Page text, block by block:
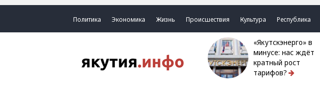
Политика Экономика Жизнь Происшествия Культура Республика
«Якутскэнерго» в
минусе: нас ждёт
кратный рост
тарифов?